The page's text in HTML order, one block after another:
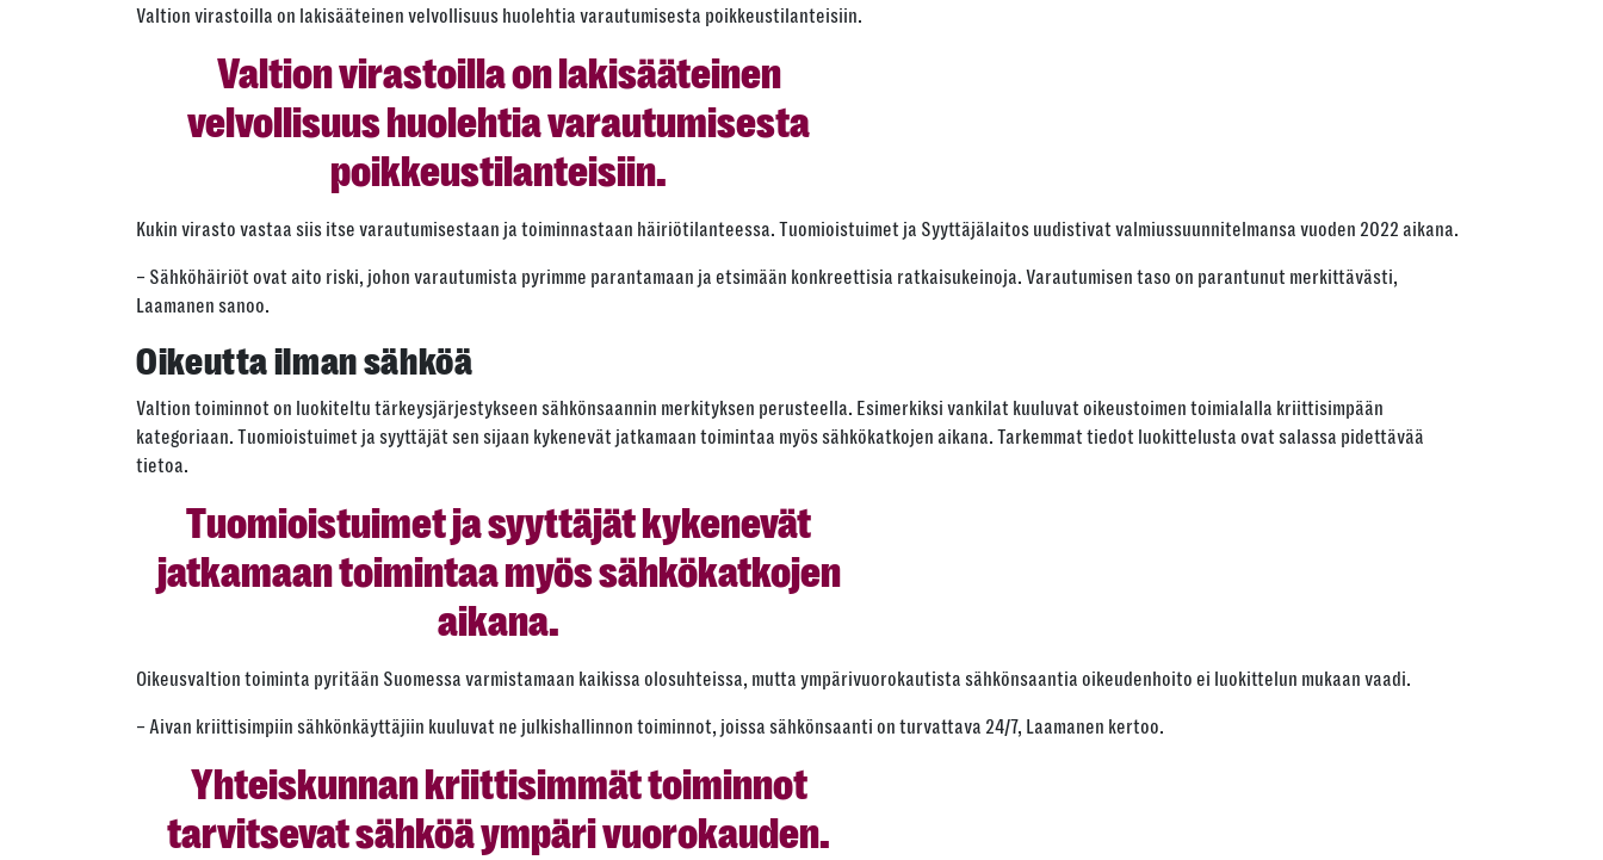
Valtion virastoilla on lakisääteinen velvollisuus huolehtia varautumisesta poikkeustilanteisiin.
Valtion virastoilla on lakisääteinen
velvollisuus huolehtia varautumisesta
poikkeustilanteisiin.
Kukin virasto vastaa siis itse varautumisestaan ja toiminnastaan häiriötilanteessa. Tuomioistuimet ja Syyttäjälaitos uudistivat valmiussuunnitelmansa vuoden 2022 aikana.
– Sähköhäiriöt ovat aito riski, johon varautumista pyrimme parantamaan ja etsimään konkreettisia ratkaisukeinoja. Varautumisen taso on parantunut merkittävästi,
Laamanen sanoo.
Oikeutta ilman sähköä
Valtion toiminnot on luokiteltu tärkeysjärjestykseen sähkönsaannin merkityksen perusteella. Esimerkiksi vankilat kuuluvat oikeustoimen toimialalla kriittisimpään
kategoriaan. Tuomioistuimet ja syyttäjät sen sijaan kykenevät jatkamaan toimintaa myös sähkökatkojen aikana. Tarkemmat tiedot luokittelusta ovat salassa pidettävää
tietoa.
Tuomioistuimet ja syyttäjät kykenevät
jatkamaan toimintaa myös sähkökatkojen
aikana.
Oikeusvaltion toiminta pyritään Suomessa varmistamaan kaikissa olosuhteissa, mutta ympärivuorokautista sähkönsaantia oikeudenhoito ei luokittelun mukaan vaadi.
– Aivan kriittisimpiin sähkönkäyttäjiin kuuluvat ne julkishallinnon toiminnot, joissa sähkönsaanti on turvattava 24/7, Laamanen kertoo.
Yhteiskunnan kriittisimmät toiminnot
tarvitsevat sähköä ympäri vuorokauden.